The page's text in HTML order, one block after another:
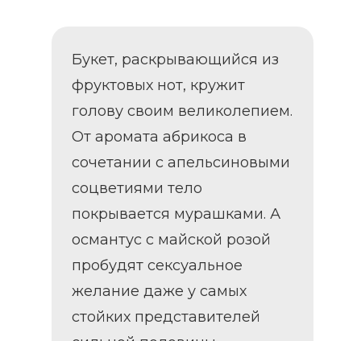
Букет, раскрывающийся из
фруктовых нот, кружит
голову своим великолепием.
От аромата абрикоса в
сочетании с апельсиновыми
соцветиями тело
покрывается мурашками. А
османтус с майской розой
пробудят сексуальное
желание даже у самых
стойких представителей